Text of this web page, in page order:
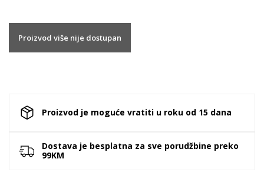
Proizvod više nije dostupan
Proizvod je moguće vratiti u roku od 15 dana
Dostava je besplatna za sve porudžbine preko
99KM